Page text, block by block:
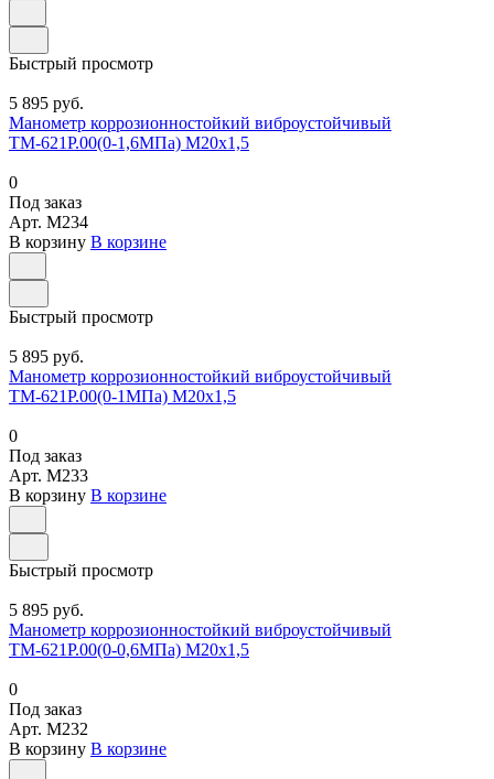
Быстрый просмотр
5 895 руб.
Манометр коррозионностойкий виброустойчивый
ТМ-621Р.00(0-1,6МПа) М20х1,5
0
Под заказ
Арт. M234
В корзину В корзине
Быстрый просмотр
5 895 руб.
Манометр коррозионностойкий виброустойчивый
ТМ-621Р.00(0-1МПа) М20х1,5
0
Под заказ
Арт. M233
В корзину В корзине
Быстрый просмотр
5 895 руб.
Манометр коррозионностойкий виброустойчивый
ТМ-621Р.00(0-0,6МПа) М20х1,5
0
Под заказ
Арт. M232
В корзину В корзине